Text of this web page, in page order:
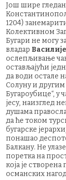
Још шире
1204)
Колективном
Бугари не могу
владар
ослепљивање
остављајући
да води остале
Солуну и другим
Бугароубице“, у
јесу, наизглед
душама
да ће током
бугарске
понашао
Балкану. Не
поретка на
која је
османских